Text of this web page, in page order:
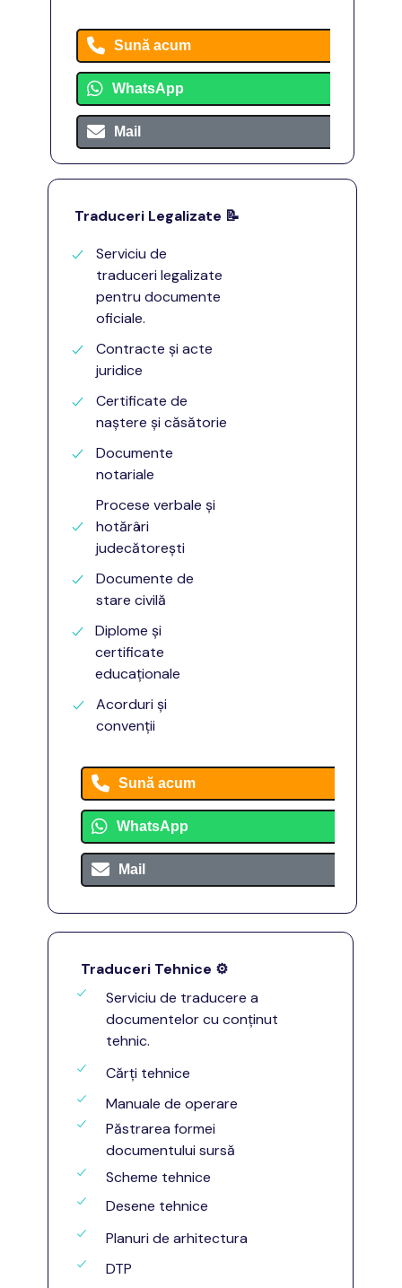
Sună acum
WhatsApp
Mail
Traduceri Tehnice ⚙️
DTP
Planuri de arhitectura
Desene tehnice
Scheme tehnice
Păstrarea formei
documentului sursă
Manuale de operare
Cărți tehnice
Serviciu de traducere a
documentelor cu conținut
tehnic.
Traduceri Legalizate 📝
Sună acum
WhatsApp
Mail
Procese verbale și
hotărâri
judecătorești
Acorduri și
convenții
Documente de
stare civilă
Documente
notariale
Diplome și
certificate
educaționale
Serviciu de
traduceri legalizate
pentru documente
oficiale.
Contracte și acte
juridice
Certificate de
naștere și căsătorie